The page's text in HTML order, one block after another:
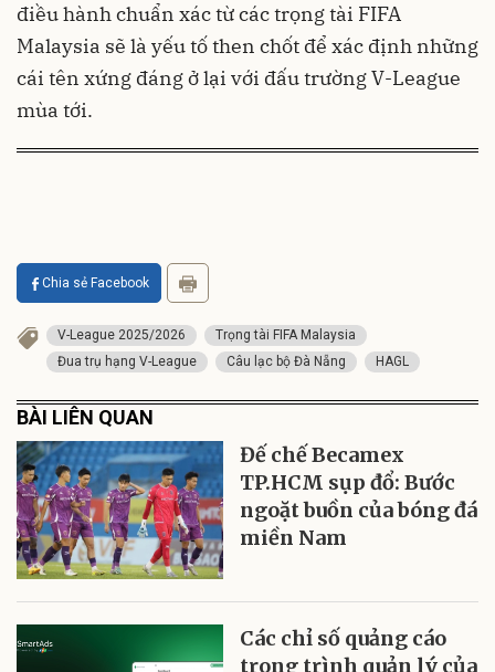
điều hành chuẩn xác từ các trọng tài FIFA
Malaysia sẽ là yếu tố then chốt để xác định những
cái tên xứng đáng ở lại với đấu trường V-League
mùa tới.
Chia sẻ Facebook
V-League 2025/2026
Trọng tài FIFA Malaysia
Đua trụ hạng V-League
Câu lạc bộ Đà Nẵng HAGL
BÀI LIÊN QUAN
Đế chế Becamex
TP.HCM sụp đổ: Bước
ngoặt buồn của bóng đá
miền Nam
Các chỉ số quảng cáo
trong trình quản lý của